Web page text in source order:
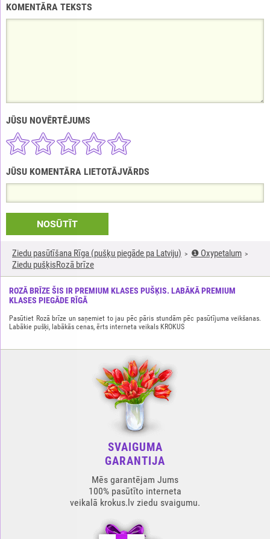
Ziedu pasūtīšana Rīga (pušķu piegāde pa Latviju)
❶ Oxypetalum
Ziedu pušķisRozā brīze
ROZĀ BRĪZE ŠIS IR PREMIUM KLASES PUŠĶIS. LABĀKĀ PREMIUM
KLASES PIEGĀDE RĪGĀ
Pasūtiet Rozā brīze un saņemiet to jau pēc pāris stundām pēc pasūtījuma veikšanas.
Labākie pušķi, labākās cenas, ērts interneta veikals KROKUS
KOMENTĀRA TEKSTS
JŪSU NOVĒRTĒJUMS
JŪSU KOMENTĀRA LIETOTĀJVĀRDS
NOSŪTĪT
SVAIGUMA
GARANTIJA
Mēs garantējam Jums
100% pasūtīto interneta
veikalā krokus.lv ziedu svaigumu.